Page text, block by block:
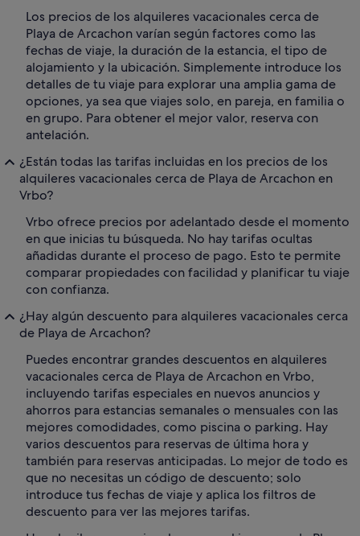
Los precios de los alquileres vacacionales cerca de
Playa de Arcachon varían según factores como las
fechas de viaje, la duración de la estancia, el tipo de
alojamiento y la ubicación. Simplemente introduce los
detalles de tu viaje para explorar una amplia gama de
opciones, ya sea que viajes solo, en pareja, en familia o
en grupo. Para obtener el mejor valor, reserva con
antelación.
¿Están todas las tarifas incluidas en los precios de los
alquileres vacacionales cerca de Playa de Arcachon en
Vrbo?
Vrbo ofrece precios por adelantado desde el momento
en que inicias tu búsqueda. No hay tarifas ocultas
añadidas durante el proceso de pago. Esto te permite
comparar propiedades con facilidad y planificar tu viaje
con confianza.
¿Hay algún descuento para alquileres vacacionales cerca
de Playa de Arcachon?
Puedes encontrar grandes descuentos en alquileres
vacacionales cerca de Playa de Arcachon en Vrbo,
incluyendo tarifas especiales en nuevos anuncios y
ahorros para estancias semanales o mensuales con las
mejores comodidades, como piscina o parking. Hay
varios descuentos para reservas de última hora y
también para reservas anticipadas. Lo mejor de todo es
que no necesitas un código de descuento; solo
introduce tus fechas de viaje y aplica los filtros de
descuento para ver las mejores tarifas.